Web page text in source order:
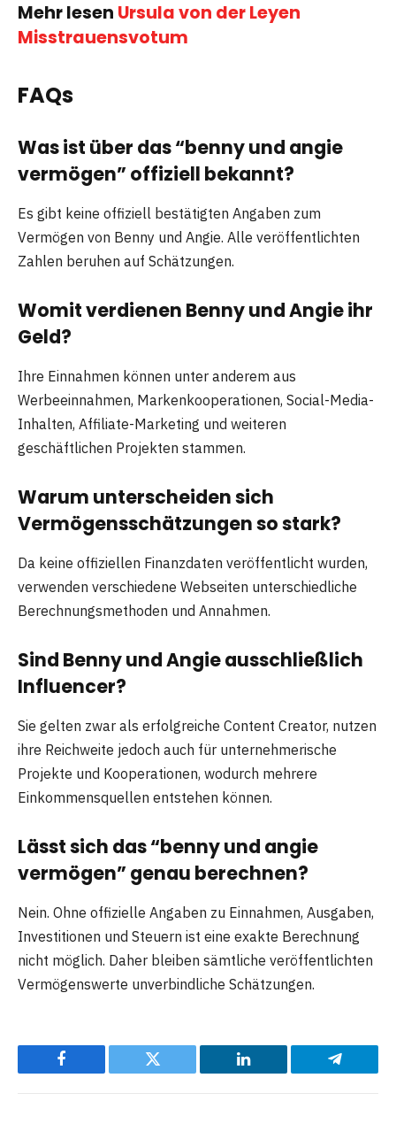
Mehr lesen Ursula von der Leyen
Misstrauensvotum
FAQs
Was ist über das“benny und angie
vermögen”offiziell bekannt?
Es gibt keine offiziell bestätigten Angaben zum
Vermögen von Benny und Angie. Alle veröffentlichten
Zahlen beruhen auf Schätzungen.
Womit verdienen Benny und Angie ihr
Geld?
Ihre Einnahmen können unter anderem aus
Werbeeinnahmen, Markenkooperationen, Social-Media-
Inhalten, Affiliate-Marketing und weiteren
geschäftlichen Projekten stammen.
Warum unterscheiden sich
Vermögensschätzungen so stark?
Da keine offiziellen Finanzdaten veröffentlicht wurden,
verwenden verschiedene Webseiten unterschiedliche
Berechnungsmethoden und Annahmen.
Sind Benny und Angie ausschließlich
Influencer?
Sie gelten zwar als erfolgreiche Content Creator, nutzen
ihre Reichweite jedoch auch für unternehmerische
Projekte und Kooperationen, wodurch mehrere
Einkommensquellen entstehen können.
Lässt sich das“benny und angie
vermögen”genau berechnen?
Nein. Ohne offizielle Angaben zu Einnahmen, Ausgaben,
Investitionen und Steuern ist eine exakte Berechnung
nicht möglich. Daher bleiben sämtliche veröffentlichten
Vermögenswerte unverbindliche Schätzungen.
Facebook Twitter LinkedIn Telegram